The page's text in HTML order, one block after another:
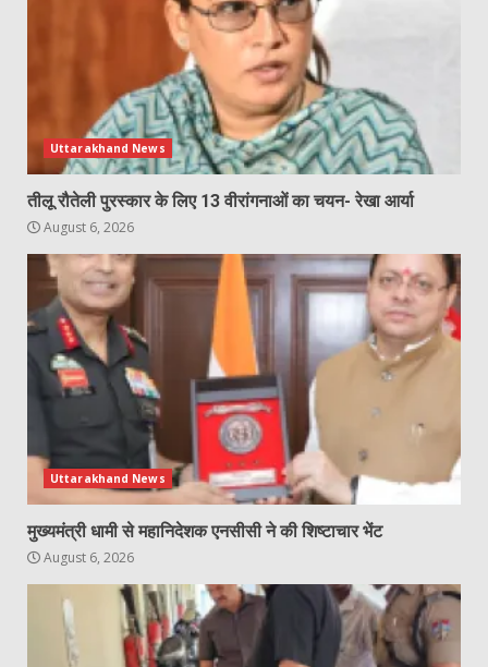
Uttarakhand News
तीलू रौतेली पुरस्कार के लिए 13 वीरांगनाओं का चयन- रेखा आर्या
August 6, 2026
Uttarakhand News
मुख्यमंत्री धामी से महानिदेशक एनसीसी ने की शिष्टाचार भेंट
August 6, 2026